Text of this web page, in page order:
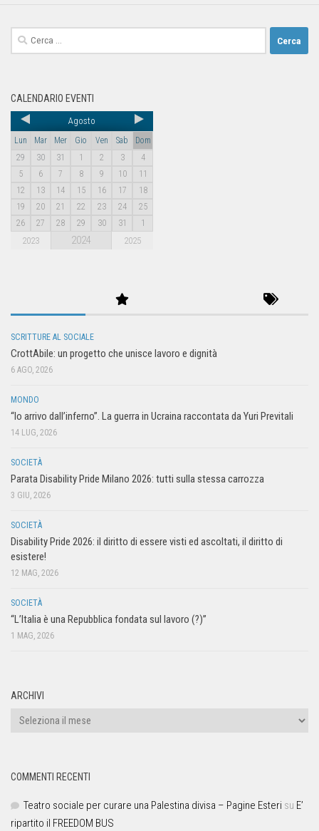
CALENDARIO EVENTI
Agosto
Lun Mar Mer Gio Ven Sab
Dom
29
30 31 1 2 3
4
5
6 7 8 9 10
11
12
13 14 15 16 17
18
19
20 21 22 23 24
25
26
27 28 29 30 31 1
2023 2024 2025
SCRITTURE AL SOCIALE
CrottAbile: un progetto che unisce lavoro e dignità
6 AGO, 2026
MONDO
“Io arrivo dall’inferno”. La guerra in Ucraina raccontata da Yuri Previtali
14 LUG, 2026
SOCIETÀ
Parata Disability Pride Milano 2026: tutti sulla stessa carrozza
3 GIU, 2026
SOCIETÀ
Disability Pride 2026: il diritto di essere visti ed ascoltati, il diritto di
esistere!
12 MAG, 2026
SOCIETÀ
“L’Italia è una Repubblica fondata sul lavoro (?)”
1 MAG, 2026
ARCHIVI
COMMENTI RECENTI
Teatro sociale per curare una Palestina divisa – Pagine Esteri su E’
ripartito il FREEDOM BUS